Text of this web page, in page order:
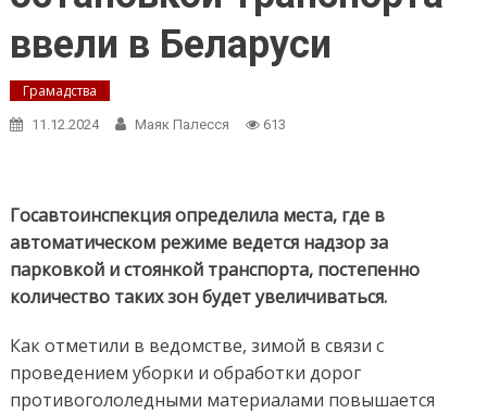
ввели в Беларуси
Грамадства
11.12.2024 Маяк Палесся 613
Госавтоинспекция определила места, где в
автоматическом режиме ведется надзор за
парковкой и стоянкой транспорта, постепенно
количество таких зон будет увеличиваться.
Как отметили в ведомстве, зимой в связи с
проведением уборки и обработки дорог
противогололедными материалами повышается